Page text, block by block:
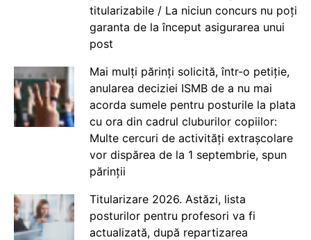
titularizabile / La niciun concurs nu poți
garanta de la început asigurarea unui
post
Mai mulți părinți solicită, într-o petiție,
anularea deciziei ISMB de a nu mai
acorda sumele pentru posturile la plata
cu ora din cadrul cluburilor copiilor:
Multe cercuri de activități extrașcolare
vor dispărea de la 1 septembrie, spun
părinții
Titularizare 2026. Astăzi, lista
posturilor pentru profesori va fi
actualizată, după repartizarea